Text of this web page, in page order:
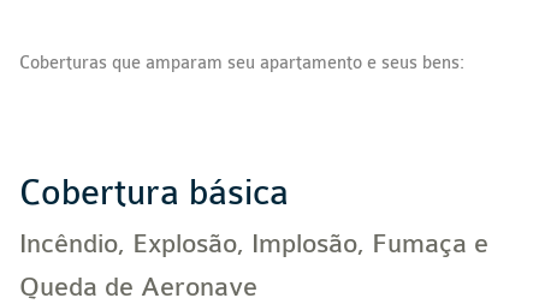
Coberturas que amparam seu apartamento e seus bens:
Cobertura básica
Incêndio, Explosão, Implosão, Fumaça e
Queda de Aeronave